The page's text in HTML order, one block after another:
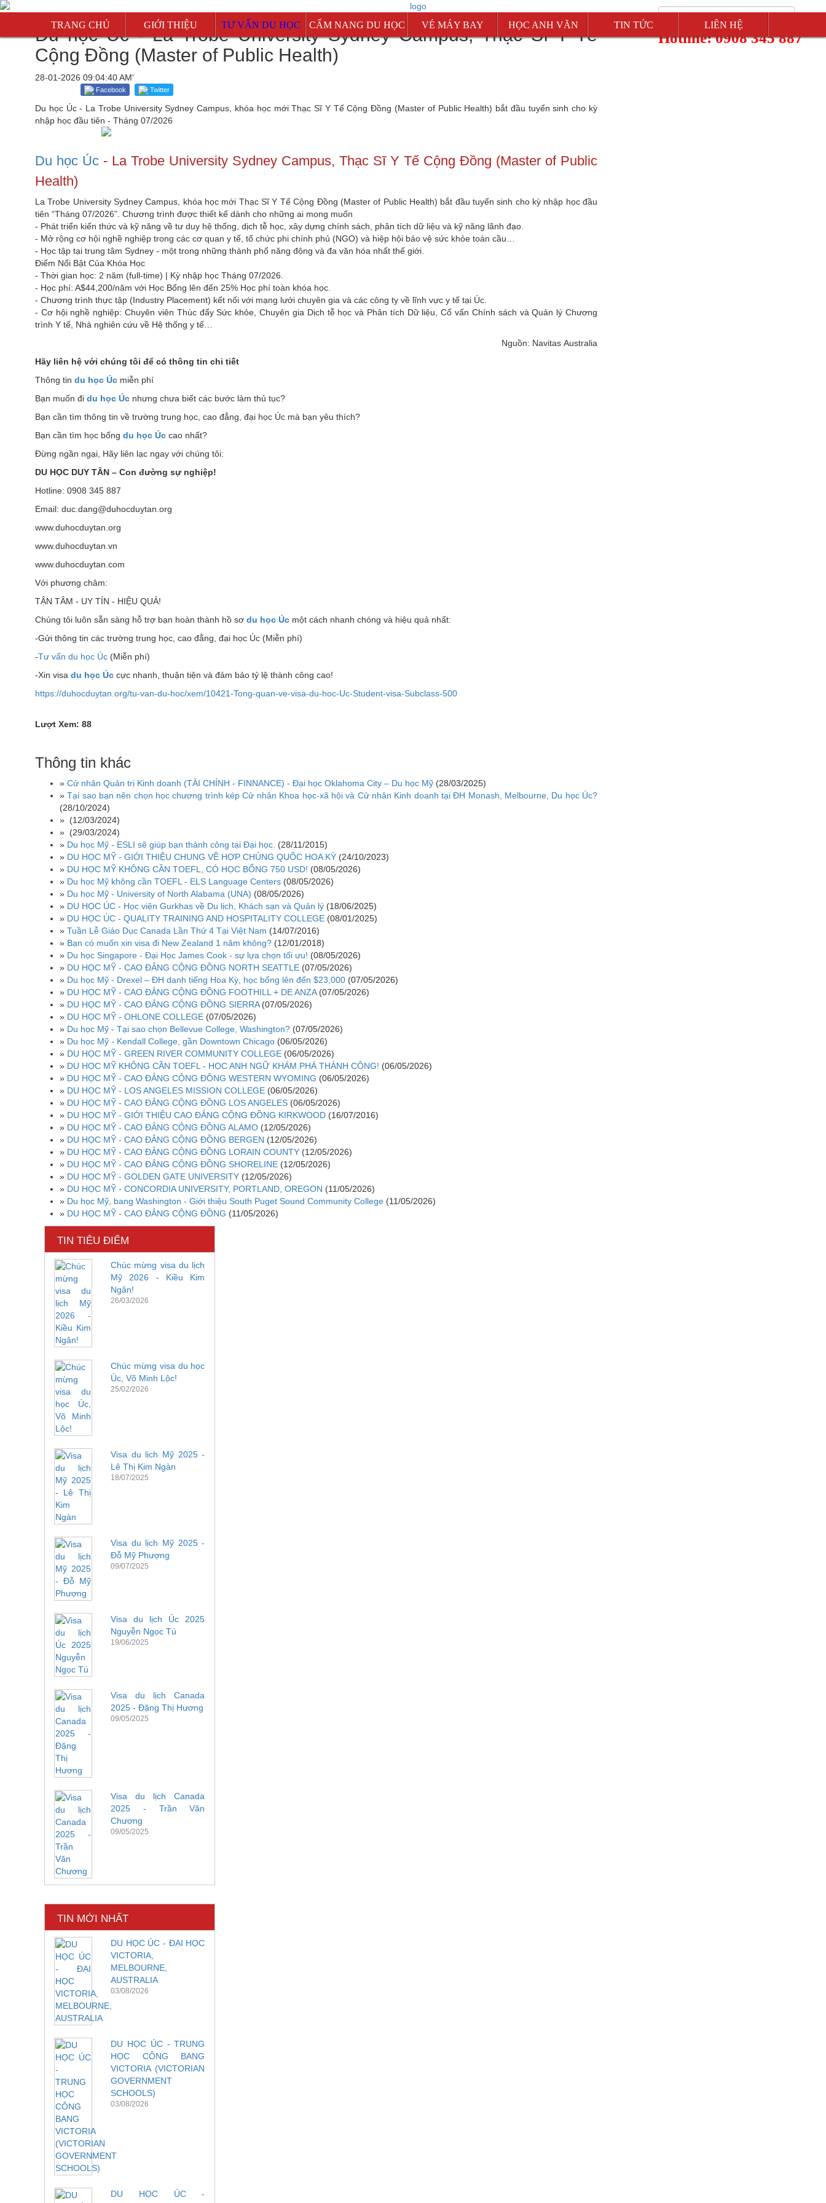
Hotline: 0908 345 887
TRANG CHỦ GIỚI THIỆU
TƯ VẤN DU HỌC
New Zealand
Anh
CẨM NANG DU HỌC
Mỹ
Canada
New Zealand
VÉ MÁY BAY HỌC ANH VĂN TIN TỨC LIÊN HỆ
Du học Úc - La Trobe University Sydney Campus, Thạc Sĩ Y Tế
Cộng Đồng (Master of Public Health)
28-01-2026 09:04:40 AM'
Facebook Twitter
Du học Úc - La Trobe University Sydney Campus, khóa học mới Thạc Sĩ Y Tế Cộng Đồng (Master of Public Health) bắt đầu tuyển sinh cho kỳ
nhập học đầu tiên - Tháng 07/2026
Du học Úc - La Trobe University Sydney Campus, Thạc Sĩ Y Tế Cộng Đồng (Master of Public
Health)
La Trobe University Sydney Campus, khóa học mới Thạc Sĩ Y Tế Cộng Đồng (Master of Public Health) bắt đầu tuyển sinh cho kỳ nhập học đầu
tiên “Tháng 07/2026”. Chương trình được thiết kế dành cho những ai mong muốn
- Phát triển kiến thức và kỹ năng về tư duy hệ thống, dịch tễ học, xây dựng chính sách, phân tích dữ liệu và kỹ năng lãnh đạo.
- Mở rộng cơ hội nghề nghiệp trong các cơ quan y tế, tổ chức phi chính phủ (NGO) và hiệp hội bảo vệ sức khỏe toàn cầu…
- Học tập tại trung tâm Sydney - một trong những thành phố năng động và đa văn hóa nhất thế giới.
Điểm Nổi Bật Của Khóa Học
- Thời gian học: 2 năm (full-time) | Kỳ nhập học Tháng 07/2026.
- Học phí: A$44,200/năm với Học Bổng lên đến 25% Học phí toàn khóa học.
- Chương trình thực tập (Industry Placement) kết nối với mạng lưới chuyên gia và các công ty về lĩnh vực y tế tại Úc.
- Cơ hội nghề nghiệp: Chuyên viên Thúc đẩy Sức khỏe, Chuyên gia Dịch tễ học và Phân tích Dữ liệu, Cố vấn Chính sách và Quản lý Chương
trình Y tế, Nhà nghiên cứu về Hệ thống y tế…
Nguồn: Navitas Australia
Hãy liên hệ với chúng tôi để có thông tin chi tiết
Thông tin du học Úc miễn phí
Bạn muốn đi du học Úc nhưng chưa biết các bước làm thủ tục?
Bạn cần tìm thông tin về trường trung học, cao đẳng, đại học Úc mà bạn yêu thích?
Bạn cần tìm học bổng du học Úc cao nhất?
Đừng ngần ngại, Hãy liên lạc ngay với chúng tôi:
DU HỌC DUY TÂN – Con đường sự nghiệp!
Hotline: 0908 345 887
Email: duc.dang@duhocduytan.org
www.duhocduytan.org
www.duhocduytan.vn
www.duhocduytan.com
Với phương châm:
TẬN TÂM - UY TÍN - HIỆU QUẢ!
Chúng tôi luôn sẵn sàng hỗ trợ bạn hoàn thành hồ sơ du học Úc một cách nhanh chóng và hiệu quả nhất:
-Gửi thông tin các trường trung học, cao đẳng, đại học Úc (Miễn phí)
-Tư vấn du học Úc (Miễn phí)
-Xin visa du học Úc cực nhanh, thuận tiện và đảm bảo tỷ lệ thành công cao!
https://duhocduytan.org/tu-van-du-hoc/xem/10421-Tong-quan-ve-visa-du-hoc-Uc-Student-visa-Subclass-500
Lượt Xem: 88
Thông tin khác
» Cử nhân Quản trị Kinh doanh (TÀI CHÍNH - FINNANCE) - Đại học Oklahoma City – Du học Mỹ (28/03/2025)
»Tại sao bạn nên chọn học chương trình kép Cử nhân Khoa học-xã hội và Cử nhân Kinh doanh tại ĐH Monash, Melbourne, Du học Úc?
(28/10/2024)
» (12/03/2024)
» (29/03/2024)
» Du học Mỹ - ESLI sẽ giúp bạn thành công tại Đại học. (28/11/2015)
» DU HỌC MỸ - GIỚI THIỆU CHUNG VỀ HỢP CHỦNG QUỐC HOA KỲ (24/10/2023)
» DU HỌC MỸ KHÔNG CẦN TOEFL, CÓ HỌC BỔNG 750 USD! (08/05/2026)
» Du học Mỹ không cần TOEFL - ELS Language Centers (08/05/2026)
» Du học Mỹ - University of North Alabama (UNA) (08/05/2026)
» DU HỌC ÚC - Học viện Gurkhas về Du lịch, Khách sạn và Quản lý (18/06/2025)
» DU HỌC ÚC - QUALITY TRAINING AND HOSPITALITY COLLEGE (08/01/2025)
» Tuần Lễ Giáo Dục Canada Lần Thứ 4 Tại Việt Nam (14/07/2016)
» Bạn có muốn xin visa đi New Zealand 1 năm không? (12/01/2018)
» Du học Singapore - Đại Học James Cook - sự lựa chọn tối ưu! (08/05/2026)
» DU HỌC MỸ - CAO ĐẲNG CỘNG ĐỒNG NORTH SEATTLE (07/05/2026)
» Du học Mỹ - Drexel – ĐH danh tiếng Hoa Kỳ, học bổng lên đến $23,000 (07/05/2026)
» DU HỌC MỸ - CAO ĐẲNG CỘNG ĐỒNG FOOTHILL + DE ANZA (07/05/2026)
» DU HỌC MỸ - CAO ĐẲNG CỘNG ĐỒNG SIERRA (07/05/2026)
» DU HỌC MỸ - OHLONE COLLEGE (07/05/2026)
» Du học Mỹ - Tại sao chọn Bellevue College, Washington? (07/05/2026)
» Du học Mỹ - Kendall College, gần Downtown Chicago (06/05/2026)
» DU HỌC MỸ - GREEN RIVER COMMUNITY COLLEGE (06/05/2026)
» DU HỌC MỸ KHÔNG CẦN TOEFL - HỌC ANH NGỮ KHÁM PHÁ THÀNH CÔNG! (06/05/2026)
» DU HỌC MỸ - CAO ĐẲNG CỘNG ĐỒNG WESTERN WYOMING (06/05/2026)
» DU HỌC MỸ - LOS ANGELES MISSION COLLEGE (06/05/2026)
» DU HỌC MỸ - CAO ĐẲNG CỘNG ĐỒNG LOS ANGELES (06/05/2026)
» DU HỌC MỸ - GIỚI THIỆU CAO ĐẲNG CỘNG ĐỒNG KIRKWOOD (16/07/2016)
» DU HỌC MỸ - CAO ĐẲNG CỘNG ĐỒNG ALAMO (12/05/2026)
» DU HỌC MỸ - CAO ĐẲNG CỘNG ĐỒNG BERGEN (12/05/2026)
» DU HỌC MỸ - CAO ĐẲNG CỘNG ĐỒNG LORAIN COUNTY (12/05/2026)
» DU HỌC MỸ - CAO ĐẲNG CỘNG ĐỒNG SHORELINE (12/05/2026)
» DU HỌC MỸ - GOLDEN GATE UNIVERSITY (12/05/2026)
» DU HỌC MỸ - CONCORDIA UNIVERSITY, PORTLAND, OREGON (11/05/2026)
» Du học Mỹ, bang Washington - Giới thiệu South Puget Sound Community College (11/05/2026)
» DU HỌC MỸ - CAO ĐẲNG CỘNG ĐỒNG (11/05/2026)
TIN TIÊU ĐIỂM
Chúc mừng visa du lịch
Mỹ 2026 - Kiều Kim
Ngân!
26/03/2026
Chúc mừng visa du học
Úc, Võ Minh Lộc!
25/02/2026
Visa du lịch Mỹ 2025 -
Lê Thị Kim Ngàn
18/07/2025
Visa du lịch Mỹ 2025 -
Đỗ Mỹ Phượng
09/07/2025
Visa du lịch Úc 2025
Nguyễn Ngọc Tú
19/06/2025
Visa du lịch Canada
2025 - Đặng Thị Hương
09/05/2025
Visa du lịch Canada
2025 - Trần Văn
Chương
09/05/2025
TIN MỚI NHẤT
DU HỌC ÚC - ĐẠI HỌC
VICTORIA,
MELBOURNE,
AUSTRALIA
03/08/2026
DU HỌC ÚC - TRUNG
HỌC CÔNG BANG
VICTORIA (VICTORIAN
GOVERNMENT
SCHOOLS)
03/08/2026
DU HỌC ÚC -